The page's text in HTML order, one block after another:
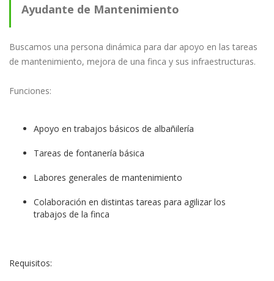
Ayudante de Mantenimiento
Buscamos una persona dinámica para dar apoyo en las tareas
de mantenimiento, mejora de una finca y sus infraestructuras.
Funciones:
Apoyo en trabajos básicos de albañilería
Tareas de fontanería básica
Labores generales de mantenimiento
Colaboración en distintas tareas para agilizar los
trabajos de la finca
Requisitos: